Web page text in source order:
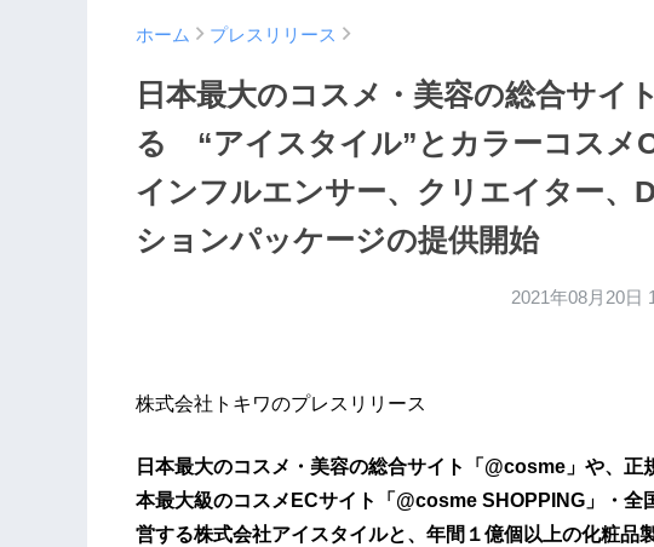
ホーム プレスリリース
日本最大のコスメ・美容の総合サイ
る “アイスタイル”とカラーコスメ
インフルエンサー、クリエイター、
ションパッケージの提供開始
2021年08月20日
株式会社トキワのプレスリリース
日本最大のコスメ・美容の総合サイト「@cosme」や、正
本最大級のコスメECサイト「@cosme SHOPPING」・
営する株式会社アイスタイルと、年間１億個以上の化粧品